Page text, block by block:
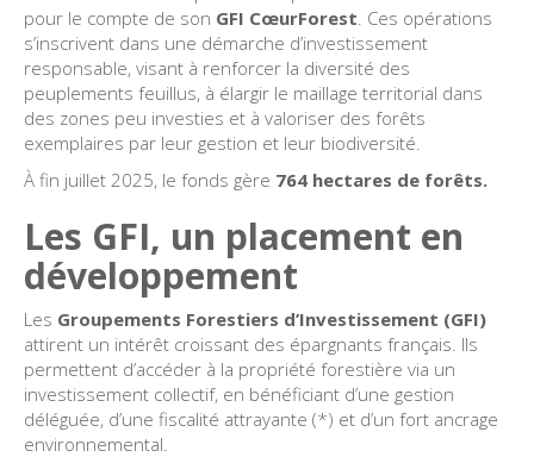
pour le compte de son GFI CœurForest . Ces opérations
s’inscrivent dans une démarche d’investissement
responsable, visant à renforcer la diversité des
peuplements feuillus, à élargir le maillage territorial dans
des zones peu investies et à valoriser des forêts
exemplaires par leur gestion et leur biodiversité.
À fin juillet 2025, le fonds gère 764 hectares de forêts.
Les GFI, un placement en
développement
Les Groupements Forestiers d’Investissement (GFI)
attirent un intérêt croissant des épargnants français. Ils
permettent d’accéder à la propriété forestière via un
investissement collectif, en bénéficiant d’une gestion
déléguée, d’une fiscalité attrayante (*) et d’un fort ancrage
environnemental.